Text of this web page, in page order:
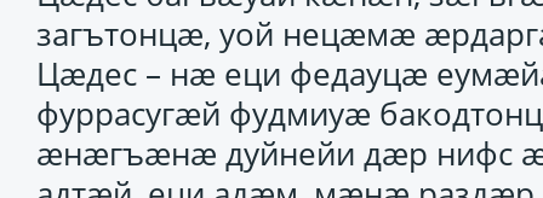
загътонцӕ, уой нецӕмӕ
Цӕдес – нӕ еци федауцӕ
фуррасугӕй фудмиуӕ
ӕнӕгъӕнӕ дуйнейи дӕр нифс